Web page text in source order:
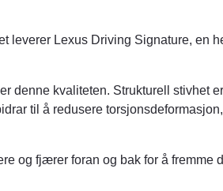
leverer Lexus Driving Signature, en
denne kvaliteten. Strukturell stivhet
til å redusere
og fjærer foran og bak for å fremme